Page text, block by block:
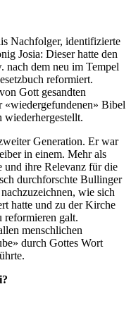
Nachfolger, identifizierte
Josia: Dieser hatte den
nach dem neu im Tempel
reformiert.
Gott gesandten
Bibel
Generation. Er war
in einem. Mehr als
und ihre Relevanz für die
durchforschte Bullinger
wie sich
hatte und zu der Kirche
reformieren galt.
menschlichen
durch Gottes Wort